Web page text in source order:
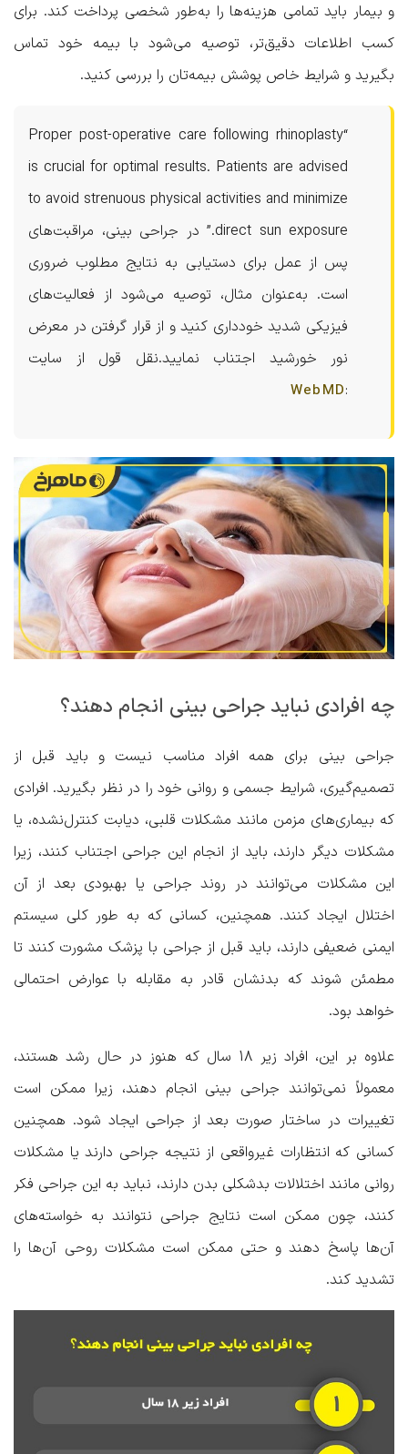
و بیمار باید تمامی هزینه‌ها را به‌طور شخصی پرداخت کند. برای
کسب اطلاعات دقیق‌تر، توصیه می‌شود با بیمه خود تماس
بگیرید و شرایط خاص پوشش بیمه‌تان را بررسی کنید.
“Proper post-operative care following rhinoplasty
is crucial for optimal results. Patients are advised
to avoid strenuous physical activities and minimize
direct sun exposure.”
در جراحی بینی، مراقبت‌های
پس از عمل برای دستیابی به نتایج مطلوب ضروری
است. به‌عنوان مثال، توصیه می‌شود از فعالیت‌های
فیزیکی شدید خودداری کنید و از قرار گرفتن در معرض
نور خورشید اجتناب نمایید.نقل قول از سایت
:
WebMD
چه افرادی نباید جراحی بینی انجام دهند؟
جراحی بینی برای همه افراد مناسب نیست و باید قبل از
تصمیم‌گیری، شرایط جسمی و روانی خود را در نظر بگیرید. افرادی
که بیماری‌های مزمن مانند مشکلات قلبی، دیابت کنترل‌نشده، یا
مشکلات دیگر دارند، باید از انجام این جراحی اجتناب کنند، زیرا
این مشکلات می‌توانند در روند جراحی یا بهبودی بعد از آن
اختلال ایجاد کنند. همچنین، کسانی که به طور کلی سیستم
ایمنی ضعیفی دارند، باید قبل از جراحی با پزشک مشورت کنند تا
مطمئن شوند که بدنشان قادر به مقابله با عوارض احتمالی
خواهد بود.
علاوه بر این، افراد زیر 18 سال که هنوز در حال رشد هستند،
معمولاً نمی‌توانند جراحی بینی انجام دهند، زیرا ممکن است
تغییرات در ساختار صورت بعد از جراحی ایجاد شود. همچنین
کسانی که انتظارات غیرواقعی از نتیجه جراحی دارند یا مشکلات
روانی مانند اختلالات بدشکلی بدن دارند، نباید به این جراحی فکر
کنند، چون ممکن است نتایج جراحی نتوا‌نند به خواسته‌های
آن‌ها پاسخ دهند و حتی ممکن است مشکلات روحی آن‌ها را
تشدید کند.